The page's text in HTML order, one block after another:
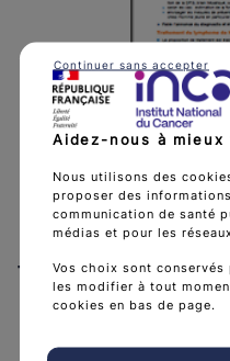
Points critiques
Hodgkin
Télécharger (PDF - 156 kB)
Aidez-nous à
Nous utilisons des
proposer des
communication de santé
médias et pour les
Vos choix sont
les modifier à tout
cookies en bas de page.
Continuer sans accepter